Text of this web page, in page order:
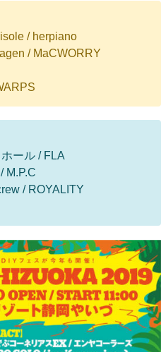
/ herpiano
/ MaCWORRY
ール / FLA
M.P.C
/ ROYALITY